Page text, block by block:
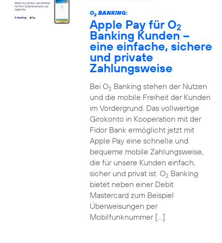
O2BANKING:
Apple Pay für O2
Banking Kunden –
eine einfache, sichere
und private
Zahlungsweise
Bei O2Banking stehen der Nutzen
und die mobile Freiheit der Kunden
im Vordergrund. Das vollwertige
Girokonto in Kooperation mit der
Fidor Bank ermöglicht jetzt mit
Apple Pay eine schnelle und
bequeme mobile Zahlungsweise,
die für unsere Kunden einfach,
sicher und privat ist. O2Banking
bietet neben einer Debit
Mastercard zum Beispiel
Überweisungen per
Mobilfunknummer […]